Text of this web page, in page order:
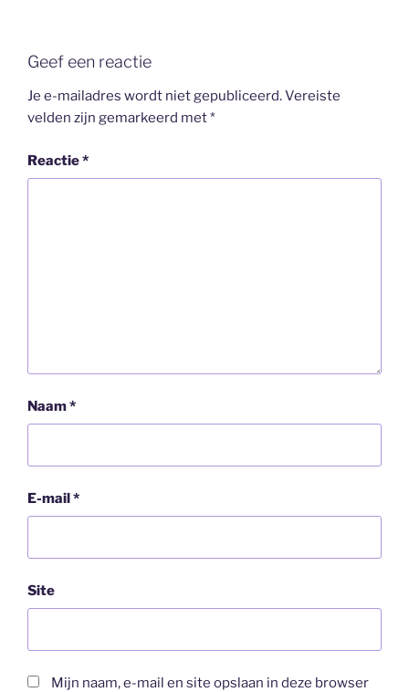
Geef een reactie
Je e-mailadres wordt niet gepubliceerd.Vereiste
velden zijn gemarkeerd met*
Reactie*
Naam*
E-mail*
Site
Mijn naam, e-mail en site opslaan in deze browser